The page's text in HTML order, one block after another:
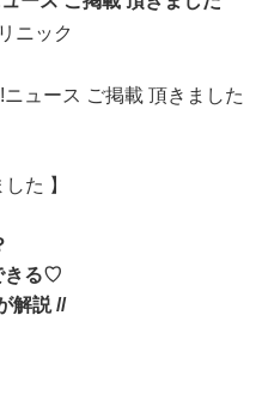
ニック
ュース ご掲載 頂きました
た 】
きる♡
解説 //